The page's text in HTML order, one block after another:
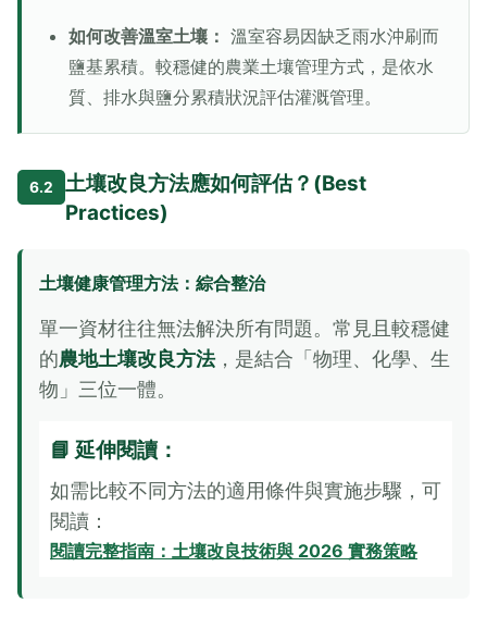
如何改善溫室土壤： 溫室容易因缺乏雨水沖刷而
鹽基累積。較穩健的農業土壤管理方式，是依水
質、排水與鹽分累積狀況評估灌溉管理。
6.2
土壤改良方法應如何評估？(Best
Practices)
土壤健康管理方法：綜合整治
單一資材往往無法解決所有問題。常見且較穩健
的農地土壤改良方法，是結合「物理、化學、生
物」三位一體。
📘 延伸閱讀：
如需比較不同方法的適用條件與實施步驟，可
閱讀：
閱讀完整指南：土壤改良技術與 2026 實務策略